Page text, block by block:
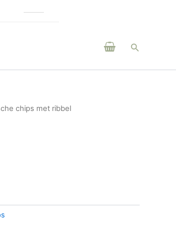
van boeren en makers uit de regio
Zoeken
chips met ribbel